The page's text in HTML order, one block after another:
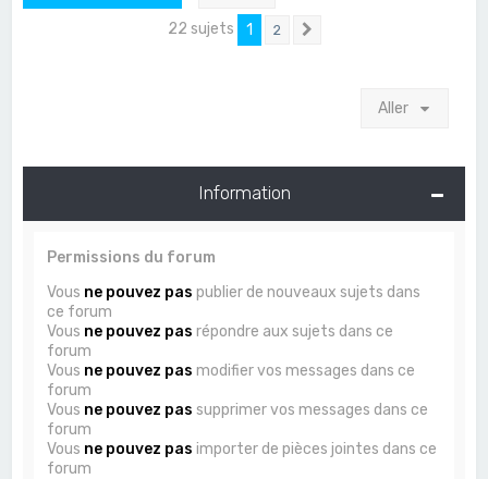
22 sujets 1 2
Aller
Information
Permissions du forum
Vous ne pouvez pas publier de nouveaux sujets dans
ce forum
Vous ne pouvez pas répondre aux sujets dans ce
forum
Vous ne pouvez pas modifier vos messages dans ce
forum
Vous ne pouvez pas supprimer vos messages dans ce
forum
Vous ne pouvez pas importer de pièces jointes dans ce
forum